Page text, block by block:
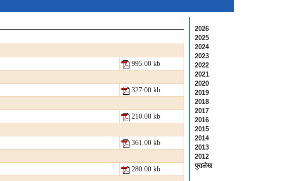
995.00 kb
327.00 kb
210.00 kb
361.00 kb
280.00 kb
2026
2025
2024
2023
2022
2021
2020
2019
2018
2017
2016
2015
2014
2013
2012
पुरालेख